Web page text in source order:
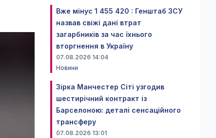
Вже мінус 1 455 420 : Генштаб ЗСУ
назвав свіжі дані втрат
загарбників за час їхнього
вторгнення в Україну
07.08.2026 14:04
Новини
Зірка Манчестер Сіті узгодив
шестирічний контракт із
Барселоною: деталі сенсаційного
трансферу
07.08.2026 13:01